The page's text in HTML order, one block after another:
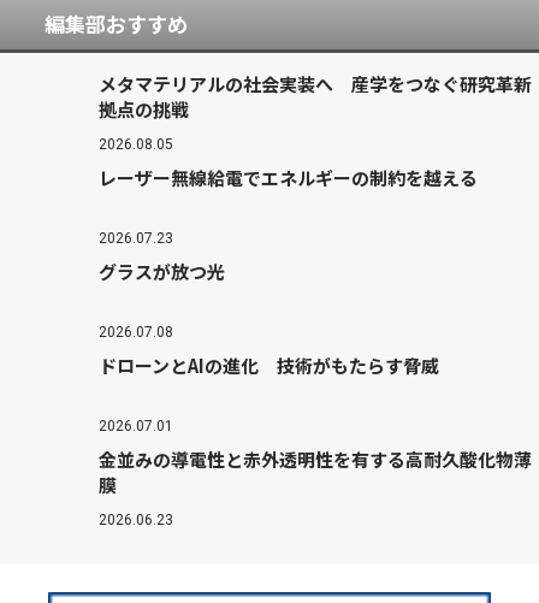
編集部おすすめ
メタマテリアルの社会実装へ 産学をつなぐ研究革新
拠点の挑戦
2026.08.05
レーザー無線給電でエネルギーの制約を越える
2026.07.23
グラスが放つ光
2026.07.08
ドローンとAIの進化 技術がもたらす脅威
2026.07.01
金並みの導電性と赤外透明性を有する高耐久酸化物薄
膜
2026.06.23